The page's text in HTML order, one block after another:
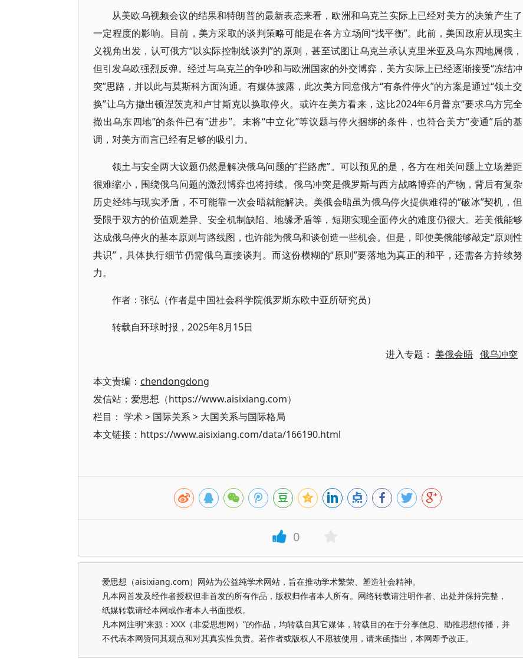
从美欧乌视频会议的结果和特朗普的最新表态来看，欧洲和乌克兰实际上已经对美方的决策产生了
一定程度的影响。目前，美方采取的谈判策略可能是在各方立场间“找平衡”。此前，美国政府从现实主
义视角出发，认可俄方“以实际控制线谈判”的原则，甚至试图让乌克兰承认克里米亚及乌东四地属俄，
但引发乌欧强烈反弹。经过与乌克兰的争吵和与欧洲国家的外交博弈，美方实际上已经逐渐接受“冻结冲
突”思路，并以此与莫斯科方面沟通。有媒体披露，此次美方同意俄方“有条件停火”的方案是通过“领土交
换”让乌方撤出顿涅茨克和卢甘斯克以换取停火。或许在美方看来，这比2024年6月普京“要求乌方完全
撤出乌东四地”的条件已有“进步”。未将“中立化”等议题与停火捆绑的条件，也符合美方“变通”后的基
调，对美方而言已经有足够的吸引力。
领土与安全两大议题仍然是解决俄乌问题的“拦路虎”。可以预见的是，各方在相关问题上立场差距
很难缩小，围绕俄乌问题的激烈博弈也将持续。俄乌冲突是俄罗斯与西方战略博弈的产物，背后有复杂
历史经纬与现实矛盾，不可能靠一次会晤就能解决。美俄会晤虽为俄乌停火提供难得的“破冰”契机，但
受限于双方的价值观差异、安全机制缺陷、地缘矛盾等，短期实现全面停火的难度仍很大。若美俄能够
达成俄乌停火的基本原则与路线图，也许能为俄乌和谈创造一些机会。但是，即便美俄能够敲定“原则性
共识”，具体执行细节仍需俄乌直接谈判。而这份模糊的“原则”要落地为真正的和平，还需各方持续努
力。
作者：张弘（作者是中国社会科学院俄罗斯东欧中亚所研究员）
转载自环球时报，2025年8月15日
进入专题： 美俄会晤 俄乌冲突
本文责编： chendongdong
发信站：爱思想（https://www.aisixiang.com）
栏目： 学术> 国际关系> 大国关系与国际格局
本文链接：https://www.aisixiang.com/data/166190.html
0
爱思想（aisixiang.com）网站为公益纯学术网站，旨在推动学术繁荣、塑造社会精神。
凡本网首发及经作者授权但非首发的所有作品，版权归作者本人所有。网络转载请注明作者、出处并保持完整，
纸媒转载请经本网或作者本人书面授权。
凡本网注明“来源：XXX（非爱思想网）”的作品，均转载自其它媒体，转载目的在于分享信息、助推思想传播，并
不代表本网赞同其观点和对其真实性负责。若作者或版权人不愿被使用，请来函指出，本网即予改正。